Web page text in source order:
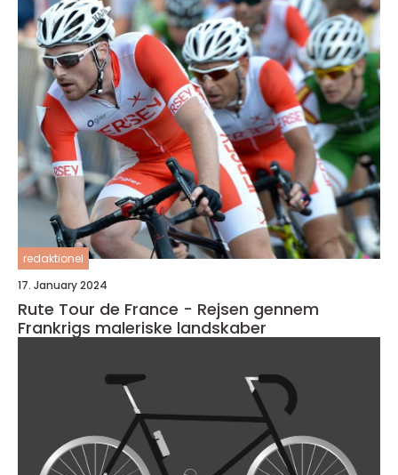
redaktionel
17. January 2024
Rute Tour de France - Rejsen gennem
Frankrigs maleriske landskaber